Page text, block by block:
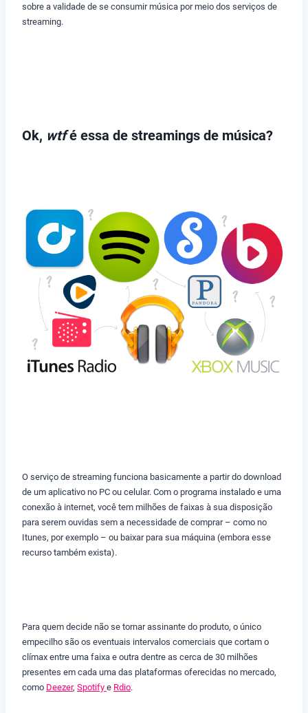
sobre a validade de se consumir música por meio dos serviços de
streaming.
Ok, wtfé essa de streamings de música?
O serviço de streaming funciona basicamente a partir do download
de um aplicativo no PC ou celular. Com o programa instalado e uma
conexão à internet, você tem milhões de faixas à sua disposição
para serem ouvidas sem a necessidade de comprar – como no
Itunes, por exemplo – ou baixar para sua máquina (embora esse
recurso também exista).
Para quem decide não se tornar assinante do produto, o único
empecilho são os eventuais intervalos comerciais que cortam o
clímax entre uma faixa e outra dentre as cerca de 30 milhões
presentes em cada uma das plataformas oferecidas no mercado,
como Deezer, Spotify e Rdio.